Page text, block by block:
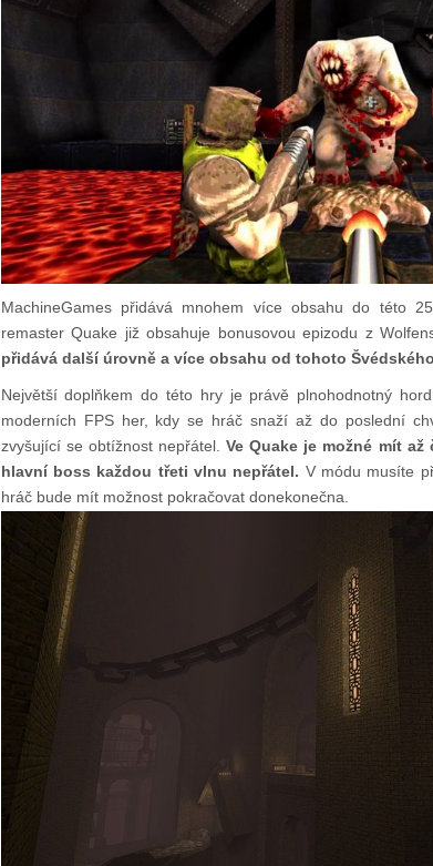
MachineGames přidává mnohem více obsahu do této
remaster Quake již obsahuje bonusovou epizodu z
přidává další úrovně a více obsahu od tohoto
Největší doplňkem do této hry je právě plnohodnotný
moderních FPS her, kdy se hráč snaží až do poslední
zvyšující se obtížnost nepřátel. Ve Quake je možné mít
hlavní boss každou třeti vlnu nepřátel. V módu musíte
hráč bude mít možnost pokračovat donekonečna.